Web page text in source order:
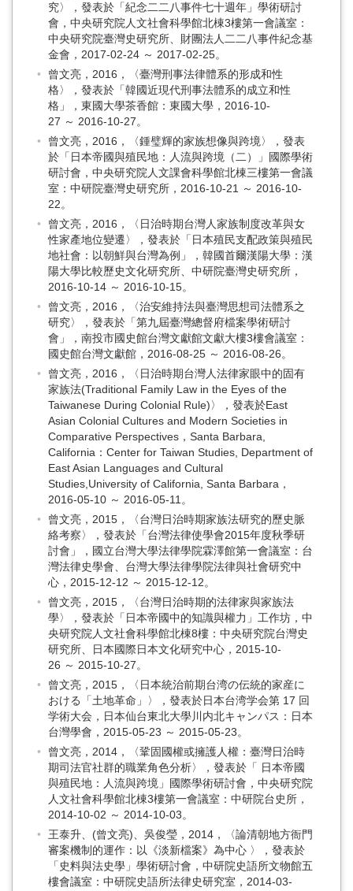
究〉，發表於「紀念二二八事件七十週年」學術研討
會，中央研究院人文社會科學館北棟3樓第一會議室：
中央研究院臺灣史研究所、財團法人二二八事件紀念基
金會，2017-02-24 ～ 2017-02-25。
曾文亮，2016，〈臺灣刑事法律體系的形成和性
格〉，發表於「韓國近現代刑事法體系的成立和性
格」，東國大學茶香館：東國大學，2016-10-
27 ～ 2016-10-27。
曾文亮，2016，〈鍾璧輝的家族想像與跨境〉，發表
於「日本帝國與殖民地：人流與跨境（二）」國際學術
研討會，中央研究院人文課會科學館北棟三樓第一會議
室：中研院臺灣史研究所，2016-10-21 ～ 2016-10-
22。
曾文亮，2016，〈日治時期台灣人家族制度改革與女
性家產地位變遷〉，發表於「日本殖民支配政策與殖民
地社會：以朝鮮與台灣為例」，韓國首爾漢陽大學：漢
陽大學比較歷史文化研究所、中研院臺灣史研究所，
2016-10-14 ～ 2016-10-15。
曾文亮，2016，〈治安維持法與臺灣思想司法體系之
研究〉，發表於「第九屆臺灣總督府檔案學術研討
會」，南投市國史館台灣文獻館文獻大樓3樓會議室：
國史館台灣文獻館，2016-08-25 ～ 2016-08-26。
曾文亮，2016，〈日治時期台灣人法律家眼中的固有
家族法(Traditional Family Law in the Eyes of the
Taiwanese During Colonial Rule)〉，發表於East
Asian Colonial Cultures and Modern Societies in
Comparative Perspectives，Santa Barbara,
California：Center for Taiwan Studies, Department of
East Asian Languages and Cultural
Studies,University of California, Santa Barbara，
2016-05-10 ～ 2016-05-11。
曾文亮，2015，〈台灣日治時期家族法研究的歷史脈
絡考察〉，發表於「台灣法律使學會2015年度秋季研
討會」，國立台灣大學法律學院霖澤館第一會議室：台
灣法律史學會、台灣大學法律學院法律與社會研究中
心，2015-12-12 ～ 2015-12-12。
曾文亮，2015，〈台灣日治時期的法律家與家族法
學〉，發表於「日本帝國中的知識與權力」工作坊，中
央研究院人文社會科學館北棟8樓：中央研究院台灣史
研究所、日本國際日本文化研究中心，2015-10-
26 ～ 2015-10-27。
曾文亮，2015，〈日本統治前期台湾の伝統的家産に
おける「土地革命」〉，發表於日本台湾学会第 17 回
学術大会，日本仙台東北大學川内北キャンパス：日本
台灣學會，2015-05-23 ～ 2015-05-23。
曾文亮，2014，〈鞏固國權或擁護人權：臺灣日治時
期司法官社群的職業角色分析〉，發表於「 日本帝國
與殖民地：人流與跨境」國際學術研討會，中央研究院
人文社會科學館北棟3樓第一會議室：中研院台史所，
2014-10-02 ～ 2014-10-03。
王泰升、(曾文亮)、吳俊瑩，2014，〈論清朝地方衙門
審案機制的運作：以《淡新檔案》為中心 〉，發表於
「史料與法史學」學術研討會，中研院史語所文物館五
樓會議室：中研院史語所法律史研究室，2014-03-